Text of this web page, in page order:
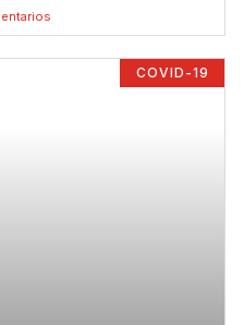
COVID-19